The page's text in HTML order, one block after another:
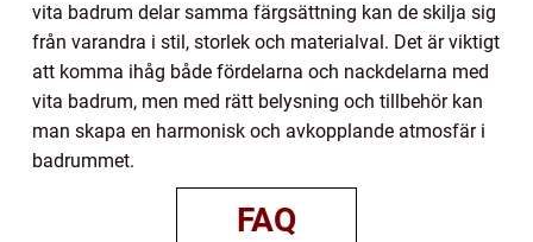
vita badrum delar samma färgsättning kan de skilja sig
från varandra i stil, storlek och materialval. Det är viktigt
att komma ihåg både fördelarna och nackdelarna med
vita badrum, men med rätt belysning och tillbehör kan
man skapa en harmonisk och avkopplande atmosfär i
badrummet.
FAQ